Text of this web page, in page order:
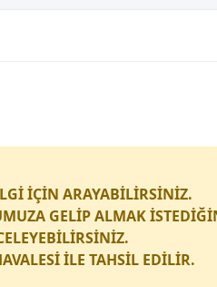
İÇİN ARAYABİLİRSİNİZ.
GELİP ALMAK
İLE TAHSİL EDİLİR.